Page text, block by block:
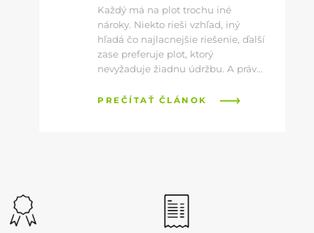
Každý má na plot trochu iné
nároky. Niekto rieši vzhľad, iný
hľadá čo najlacnejšie riešenie, ďalší
zase preferuje plot, ktorý
nevyžaduje žiadnu údržbu. A práve
tiež zameriame.
PREČÍTAŤ ČLÁNOK